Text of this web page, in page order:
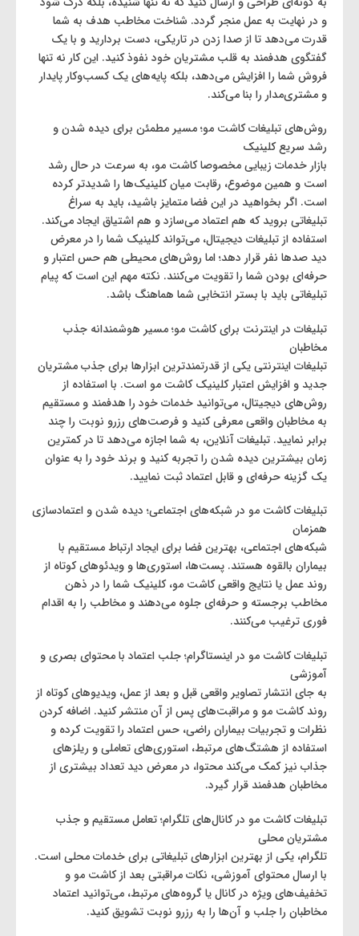
و در نهایت به عمل منجر گردد. شناخت مخاطب هدف به شما
قدرت می‌دهد تا از صدا زدن در تاریکی، دست بردارید و با یک
گفتگوی هدفمند به قلب مشتریان خود نفوذ کنید. این کار نه تنها
فروش شما را افزایش می‌دهد، بلکه پایه‌های یک کسب‌وکار پایدار
و مشتری‌مدار را بنا می‌کند.
روش‌های تبلیغات کاشت مو؛ مسیر مطمئن برای دیده شدن و
رشد سریع کلینیک
بازار خدمات زیبایی مخصوصا کاشت مو، به سرعت در حال رشد
است و همین موضوع، رقابت میان کلینیک‌ها را شدیدتر کرده
است. اگر بخواهید در این فضا متمایز باشید، باید به سراغ
تبلیغاتی بروید که هم اعتماد می‌سازد و هم اشتیاق ایجاد می‌کند.
استفاده از تبلیغات دیجیتال، می‌تواند کلینیک شما را در معرض
دید صدها نفر قرار دهد؛ اما روش‌های محیطی هم حس اعتبار و
حرفه‌ای بودن شما را تقویت می‌کنند. نکته مهم این است که پیام
تبلیغاتی باید با بستر انتخابی شما هماهنگ باشد.
تبلیغات در اینترنت برای کاشت مو؛ مسیر هوشمندانه جذب
مخاطبان
تبلیغات اینترنتی یکی از قدرتمندترین ابزارها برای جذب مشتریان
جدید و افزایش اعتبار کلینیک کاشت مو است. با استفاده از
روش‌های دیجیتال، می‌توانید خدمات خود را هدفمند و مستقیم
به مخاطبان واقعی معرفی کنید و فرصت‌های رزرو نوبت را چند
برابر نمایید. تبلیغات آنلاین، به شما اجازه می‌دهد تا در کمترین
زمان بیشترین دیده شدن را تجربه کنید و برند خود را به عنوان
یک گزینه حرفه‌ای و قابل اعتماد ثبت نمایید.
تبلیغات کاشت مو در شبکه‌های اجتماعی؛ دیده شدن و اعتمادسازی
همزمان
شبکه‌های اجتماعی، بهترین فضا برای ایجاد ارتباط مستقیم با
بیماران بالقوه هستند. پست‌ها، استوری‌ها و ویدئوهای کوتاه از
روند عمل یا نتایج واقعی کاشت مو، کلینیک شما را در ذهن
مخاطب برجسته و حرفه‌ای جلوه می‌دهند و مخاطب را به اقدام
فوری ترغیب می‌کنند.
تبلیغات کاشت مو در اینستاگرام؛ جلب اعتماد با محتوای بصری و
آموزشی
به جای انتشار تصاویر واقعی قبل و بعد از عمل، ویدیوهای کوتاه از
روند کاشت مو و مراقبت‌های پس از آن منتشر کنید. اضافه کردن
نظرات و تجربیات بیماران راضی، حس اعتماد را تقویت کرده و
استفاده از هشتگ‌های مرتبط، استوری‌های تعاملی و ریلزهای
جذاب نیز کمک می‌کند محتوا، در معرض دید تعداد بیشتری از
مخاطبان هدفمند قرار گیرد.
تبلیغات کاشت مو در کانال‌های تلگرام؛ تعامل مستقیم و جذب
مشتریان محلی
تلگرام، یکی از بهترین ابزارهای تبلیغاتی برای خدمات محلی است.
با ارسال محتوای آموزشی، نکات مراقبتی بعد از کاشت مو و
تخفیف‌های ویژه در کانال یا گروه‌های مرتبط، می‌توانید اعتماد
مخاطبان را جلب و آن‌ها را به رزرو نوبت تشویق کنید.